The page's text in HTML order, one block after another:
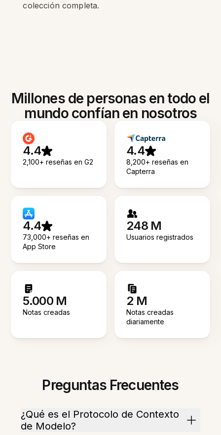
colección completa.
Millones de personas en todo el
mundo confían en nosotros
4.4
2,100+ reseñas en G2
4.4
8,200+ reseñas en
Capterra
4.4
73,000+ reseñas en
App Store
248 M
Usuarios registrados
5.000 M
Notas creadas
2 M
Notas creadas
diariamente
Preguntas Frecuentes
¿Qué es el Protocolo de Contexto
de Modelo?